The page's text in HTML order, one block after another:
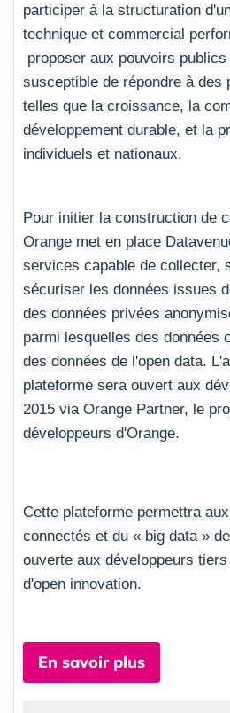
participer à la structuration
technique et commercial
proposer aux pouvoirs
susceptible de répondre à des
telles que la croissance, la
développement durable, et la
individuels et nationaux.
Pour initier la construction de
Orange met en place
services capable de collecter,
sécuriser les données issues
des données privées
parmi lesquelles des données
des données de l'open data.
plateforme sera ouvert aux
2015 via Orange Partner, le
développeurs d'Orange.
Cette plateforme permettra
connectés et du « big data »
ouverte aux développeurs
d'open innovation.
En savoir plus